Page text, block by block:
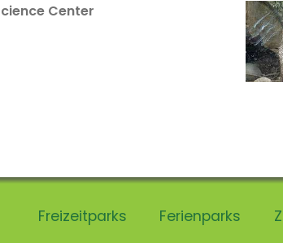
Center
Freizeitparks Ferienparks